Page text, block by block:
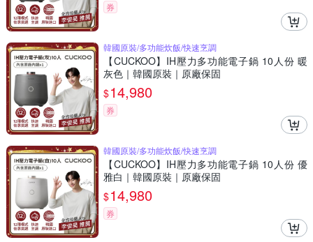
券
韓國原裝/多功能炊飯/快速烹調
【CUCKOO】IH壓力多功能電子鍋 10人份 暖
灰色｜韓國原裝｜原廠保固
$14,980
券
韓國原裝/多功能炊飯/快速烹調
【CUCKOO】IH壓力多功能電子鍋 10人份 優
雅白｜韓國原裝｜原廠保固
$14,980
券